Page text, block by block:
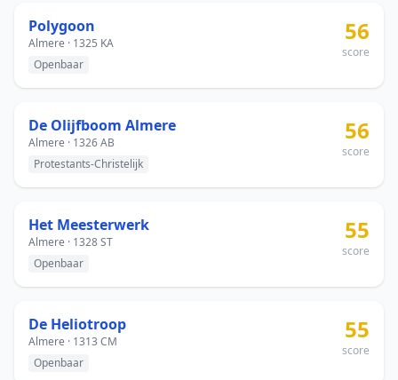
Polygoon
Almere · 1325 KA
Openbaar
56
score
De Olijfboom Almere
Almere · 1326 AB
Protestants-Christelijk
56
score
Het Meesterwerk
Almere · 1328 ST
Openbaar
55
score
De Heliotroop
Almere · 1313 CM
Openbaar
55
score